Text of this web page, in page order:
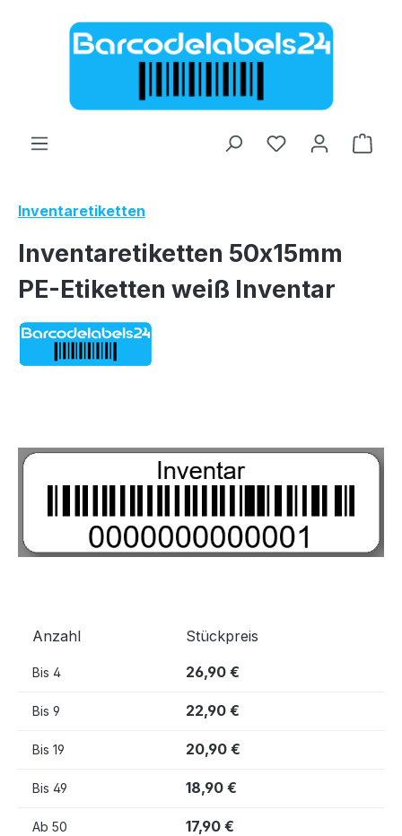
Zum Hauptinhalt springen
Inventaretiketten
Inventaretiketten 50x15mm
PE-Etiketten weiß Inventar
Anzahl Stückpreis
Bis 4 26,90 €
Bis 9 22,90 €
Bis 19 20,90 €
Bis 49 18,90 €
Ab 50 17,90 €